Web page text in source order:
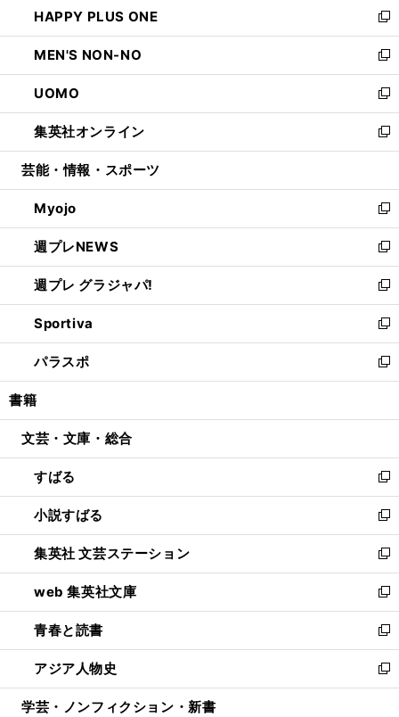
く
で
開
く
ド
ウ
で
開
く
ィ
ン
ド
ウ
で
開
く
い
ウ
ィ
ン
ド
ウ
で
開
HAPPY PLUS ONE
新
し
い
ウ
ィ
ン
ド
ウ
開
く
MEN'S NON-NO
新
し
い
ウ
ィ
ン
ウ
で
開
く
UOMO
新
し
い
ウ
ン
ド
ウ
で
開
く
集英社オンライン
新
し
ウ
ィ
ン
ド
ウ
で
開
く
芸能・情報・スポーツ
Myojo
新
し
い
ウ
ィ
ン
ド
ウ
で
開
週プレNEWS
新
し
い
ウ
ィ
ン
ド
ウ
開
週プレ グラジャパ!
新
し
い
ウ
ィ
ン
ウ
開
く
Sportiva
新
し
い
ウ
ン
ウ
で
開
く
パラスポ
新
し
ウ
ン
ド
ウ
で
開
く
書籍
文芸・文庫・総合
すばる
新
し
い
ウ
ィ
ン
ド
ウ
で
開
く
小説すばる
新
し
い
ウ
ィ
ン
ド
ウ
で
開
集英社 文芸ステーション
新
し
い
ウ
ィ
ン
ド
ウ
web 集英社文庫
新
し
い
ウ
ィ
ン
青春と読書
新
し
い
ウ
アジア人物史
新
し
学芸・ノンフィクション・新書